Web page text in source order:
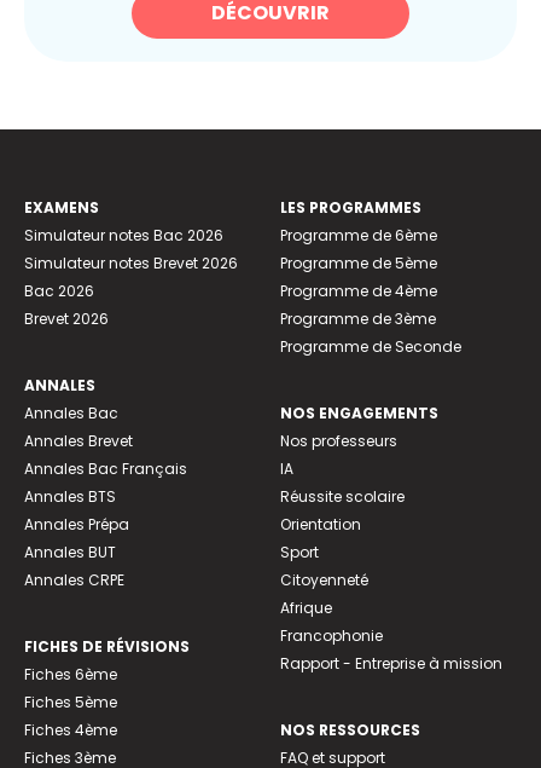
DÉCOUVRIR
EXAMENS
Simulateur notes Bac 2026
Simulateur notes Brevet 2026
Bac 2026
Brevet 2026
ANNALES
Annales Bac
Annales Brevet
Annales Bac Français
Annales BTS
Annales Prépa
Annales BUT
Annales CRPE
FICHES DE RÉVISIONS
Fiches 6ème
Fiches 5ème
Fiches 4ème
Fiches 3ème
LES PROGRAMMES
Programme de 6ème
Programme de 5ème
Programme de 4ème
Programme de 3ème
Programme de Seconde
NOS ENGAGEMENTS
Nos professeurs
IA
Réussite scolaire
Orientation
Sport
Citoyenneté
Afrique
Francophonie
Rapport - Entreprise à mission
NOS RESSOURCES
FAQ et support